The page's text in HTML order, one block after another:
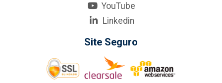
YouTube
Linkedin
Site Seguro